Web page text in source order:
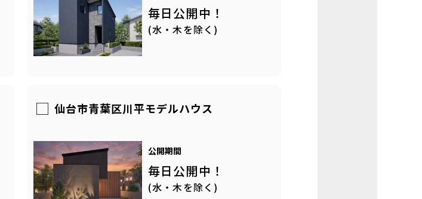
毎日公開中！
(水・木を除く)
仙台市青葉区川平モデルハウス
公開期間
毎日公開中！
(水・木を除く)